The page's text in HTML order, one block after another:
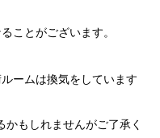
ことがございます。
ームは換気をしています
もしれませんがご了承く